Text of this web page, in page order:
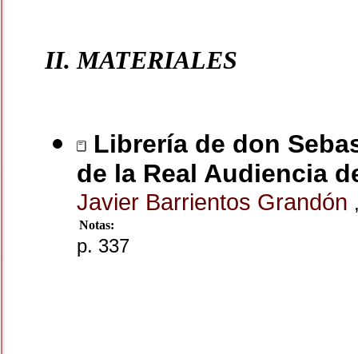
II. MATERIALES
Librería de don
de la Real Audiencia
Javier Barrientos Grandón
Notas:
p. 337